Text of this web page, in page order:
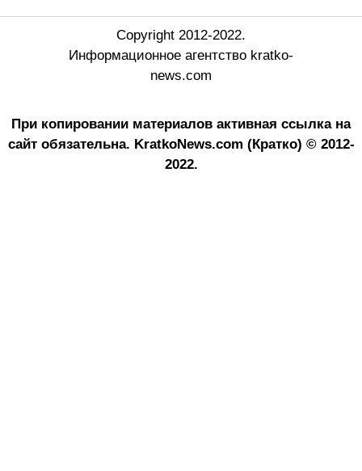
Copyright 2012-2022.
Информационное агентство kratko-
news.com
При копировании материалов активная ссылка на
сайт обязательна. KratkoNews.com (Кратко) © 2012-
2022.